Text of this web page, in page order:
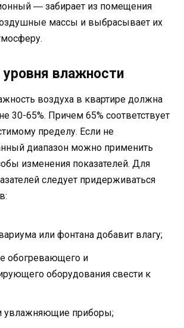
― забирает из помещения
массы и выбрасывает их
уровня влажности
воздуха в квартире должна
30-65%. Причем 65% соответствует
пределу. Если не
диапазон можно применить
изменения показателей. Для
следует придерживаться
или фонтана добавит влагу;
обогревающего и
оборудования свести к
увлажняющие приборы;